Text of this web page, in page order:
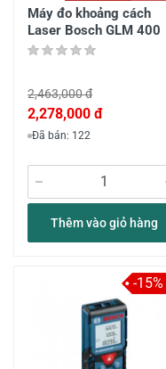
Máy đo khoảng cách
Laser Bosch GLM 400
2,463,000 đ
2,278,000 đ
Đã bán: 122
Thêm vào giỏ hàng
-15%